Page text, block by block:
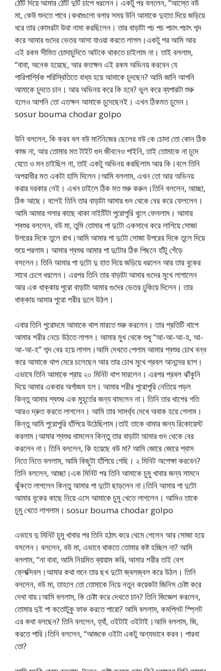
ঠোঁট দিয়ে আমার ঠোঁট দুটি চাপে ধরলেন। একটু পর বললেন, “আস্তে বউ
মা, কেউ শুনতে পাবে।কথাগুলো বলার সময় উনি আমাকে দুহাত দিয়ে জড়িয়ে
ধরে তার কোমরটা উথা নামা করছিলেন। তার বাড়াটা পচ পচ পচাৎ পচাৎ শব্দ
করে আমার গুদের ভেতর আসা যাওয়া করতে লাগল।একটু পর আমি আর
এই রকম সীমিত চোদাচুদিতে আটকে থাকতে চাইলাম না। তাই বললাম,
“বাবা, অনেক হয়েছে, আর কতক্ষন এই রকম অভিনয় করবেন যে
পারিপার্শ্বিক পরিস্থিতিতে বাধ্য হয়ে আমাকে চুদছেন? আমি জানি আপনি
আমাকে চুদতে চান। আর অভিনয় করে কি হবে? ভুল করে ব্যপারটা শুরু
হলেও আপনি তো এতক্ষন আমাকে চুদেছেনই। এখন ঠিকমত চুদেন।
sosur bouma chodar golpo
উনি বললেন, কি করব বল বউ মা?নিজের ছেলের বউ কে চোদা তো কোন ঠিক
কাজ না, আর তোমার মত টাইট গুদ জীবনেও পাইনি, তাই তোমাকে না চুদে
যেতে ও মন চাইছিল না, তাই একটু অভিনয় করছিলাম আর কি।বলে তিনি
অপরাধীর মত একটা হাসি দিলেন।আমি বললাম, এখন তো আর অভিনয়
করার দরকার নেই। এখন চাইলে ঠিক মত শুরু করুন।তিনি বললেন, আচ্ছা,
ঠিক আছে। বলেই তিনি তার বাড়াটা আমার গুদ থেকে বের করে ফেললেন।
আমি আমার গলার কাছে থাকা নাইটিটা পুরোপুরি খুলে ফেললাম। আমার
শ্বশুর বললেন, বউ মা, তুমি তোমার পা দুটো একসাথে করে লাগিয়ে সোজা
উপরের দিকে তুলে রাখ।আমি আমার পা দুটো সোজা উপরের দিকে তুলে দিয়ে
শুয়ে পরলাম। আমার শ্বশুর আমার পা দুটোর ঠিক পিছনে হাঁটু গেঁড়ে
বসলেন। তিনি আমার পা দুটো দু হাত দিয়ে জড়িয়ে ধরলেন আর তার বুকের
সাথে চেপে ধরলেন। এরপর তিনি তার বাড়াটা আমার গুদের মুখে লাগালেন
আর এক ধাক্কায় পুরো বাড়াটা আমার গুদের ভেতর ঢুকিয়ে দিলেন। তার
ধাক্কায় আমার পুরো শরীর দুলে উঠল।
এবার তিনি পুরোদমে আমাকে থাপ মারতে শুরু করলেন। তার প্রতিটি থাপে
আমার শরীর নেচে উঠতে লাগল। আমার মুখ থেকে শুধু “আ-আ-আ-হ, আ-
আ-আ-হ” শব্দ বের হয়ে লাগল।আমি দেখতে পেলাম আমার শ্বশুর চোখ বন্ধ
করে আমাকে থাপ মেরে চলেছেন আর তার চোখ মুখে প্রবল আনন্দের ছাপ।
এভাবে তিনি আমাকে প্রায় ২০ মিনিট থাপ মারলেন। এরপর প্রবল ঝাঁকুনি
দিয়ে আমার একবার অর্গাজম হল। আমার শরীর পুরোপুরি নেতিয়ে পড়ল
কিন্তু আমার শ্বশুর এক মুহূর্তের জন্য থামলেন না। তিনি তার থাপের গতি
আরও দ্রুত করতে লাগলেন। আমি তার সামর্থ্য দেখে অবাক হয়ে গেলাম।
কিন্তু আমি পুরোপুরি হাঁপিয়ে উঠেছিলাম।তাই তাকে থামার জন্য রিকোয়েস্ট
করলাম।আমার শ্বশুর থামলেন কিন্তু তার বাড়াটা আমার গুদ থেকে বের
করলেন না। তিনি বললেন, কি হয়েছে বউ মা? আমি জোরে জোরে শ্বাস
নিতে নিতে বললাম, আমি কিছুটা হাঁপিয়ে গেছি। ২ মিনিট অপেক্ষা করবেন?
তিনি বললেন, আচ্ছা।এক মিনিট পর তিনি আমাকে চুমু খাবার জন্য সামনে
ঝুঁকতে লাগলেন কিন্তু আমার পা দুটো ছাড়লেন না।তিনি আমার পা দুটো
আমার বুকের কাছে নিয়ে এসে আমাকে চুমু খেতে লাগলেন। আমিও তাকে
চুমু খেতে লাগলাম। sosur bouma chodar golpo
এভাবে দু মিনিট চুমু খাবার পর তিনি হঠাৎ করে থেমে গেলেন আর সোজা হয়ে
বসলেন। বললেন, বউ মা, এভাবে থাকতে তোমার কষ্ট হচ্ছিল না? আমি
বললাম, “না বাবা, আমি নিয়মিত ব্যায়াম করি, আমার শরীর তাই বেশ
ফ্লেক্সিবল।আমার কথা শুনে তার ছখ দুটো জ্বলজ্বল করে উঠল। তিনি
বললেন, বউ মা, তাহলে তো তোমাকে নিয়ে নতুন কয়েকটা জিনিস চেষ্টা করে
দেখা যায়।আমি বললাম, কি চেষ্টা করে দেখতে চান? তিনি জিজ্ঞেশ করলেন,
তোমার দুই পা কতোটুকু ফাক করতে পারো? আমি বললাম, কমপ্লিট স্প্লিট
এর কথা বলছেন? তিনি বললেন, হ্যাঁ, ওইটাই ওইটাই।আমি বললাম, জি,
করতে পারি।তিনি বললেন, “আজকে ওইটা একটু অন্যভাবে করব। পারবা
তো?